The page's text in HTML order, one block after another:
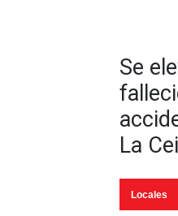
Se
La
Locales